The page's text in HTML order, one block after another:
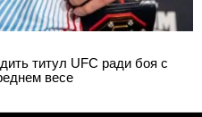
титул UFC ради боя с
весе